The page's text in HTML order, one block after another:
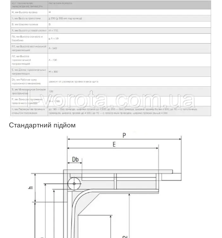
Стандартний підйом